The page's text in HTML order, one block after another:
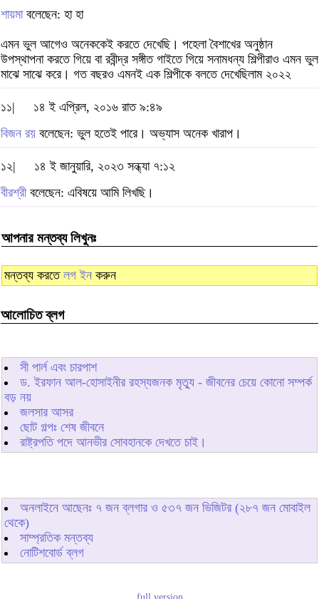
শায়মাবলেছেন: হা হা
এমন ভুল আগেও অনেককেই করতে দেখেছি। পহেলা বৈশাখের অনুষ্ঠান
উপস্থাপনা করতে গিয়ে বা রবীন্দ্র সঙ্গীত গাইতে গিয়ে সনামধন্য শিল্পীরাও এমন ভুল
মাঝে সাঝে করে। গত বছরও এমনই এক শিল্পীকে বলতে দেখেছিলাম ২০২২
১১|
১৪ ই এপ্রিল, ২০১৬ রাত ৯:৪৯
বিজন রয় বলেছেন: ভুল হতেই পারে। অভ্যাস অনেক খারাপ।
১২|
১৪ ই জানুয়ারি, ২০২৩ সন্ধ্যা ৭:১২
বীরশ্রীবলেছেন: এবিষয়ে আমি লিখছি।
আপনার মন্তব্য লিখুনঃ
মন্তব্য করতে লগ ইন করুন
আলোচিত ব্লগ
সী পার্ল এবং চারপাশ
ড. ইরফান আল-হোসাইনীর রহস্যজনক মৃত্যু - জীবনের চেয়ে কোনো সম্পর্ক
বড় নয়
জলসার আসর
ছোট গল্পঃ শেষ জীবনে
রাষ্ট্রপতি পদে আনভীর সোবহানকে দেখতে চাই।
অনলাইনে আছেনঃ ৭ জন ব্লগার ও ৫৩৭ জন ভিজিটর (২৮৭ জন মোবাইল
থেকে)
সাম্প্রতিক মন্তব্য
নোটিশবোর্ড ব্লগ